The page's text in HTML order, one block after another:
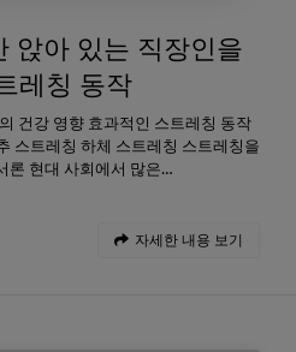
앉아 있는 직장인을
레칭 동작
건강 영향 효과적인 스트레칭 동작
스트레칭 하체 스트레칭 스트레칭을
론 현대 사회에서 많은…
자세한 내용 보기